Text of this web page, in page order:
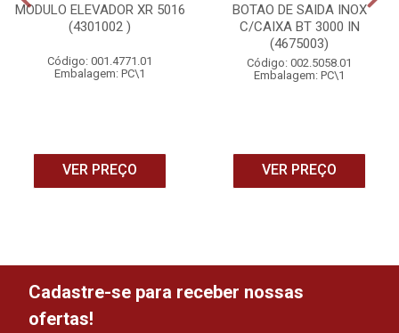
MODULO ELEVADOR XR 5016
(4301002 )
Código: 001.4771.01
Embalagem: PC\1
VER PREÇO
BOTAO DE SAIDA INOX
C/CAIXA BT 3000 IN
(4675003)
Código: 002.5058.01
Embalagem: PC\1
VER PREÇO
Cadastre-se para receber nossas
ofertas!